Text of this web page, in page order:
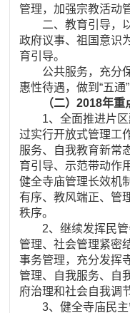
管理，加强宗教活动
二、教育引导，以
政府议事、祖国意识
育引导。
公共服务，充分保
惠性待遇，做到“五通”
（二）2018年
1、全面推进片区
过实行开放式管理工
服务、自我教育新常
育引导、示范带动作
健全寺庙管理长效机
有序、教风端正、管
秩序。
2、继续发挥民管
管理、社会管理紧密
事务管理，充分发挥
管理、自我服务、自
府治理和社会自我调
3、健全寺庙民主